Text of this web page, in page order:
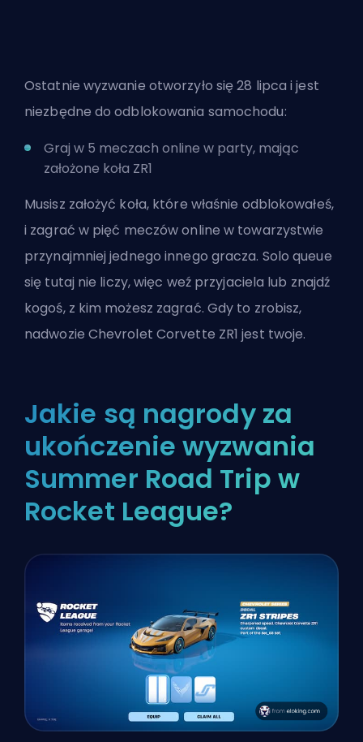
Ostatnie wyzwanie otworzyło się 28 lipca i jest
niezbędne do odblokowania samochodu:
Graj w 5 meczach online w party, mając
założone koła ZR1
Musisz założyć koła, które właśnie odblokowałeś,
i zagrać w pięć meczów online w towarzystwie
przynajmniej jednego innego gracza. Solo queue
się tutaj nie liczy, więc weź przyjaciela lub znajdź
kogoś, z kim możesz zagrać. Gdy to zrobisz,
nadwozie Chevrolet Corvette ZR1 jest twoje.
Jakie są nagrody za
ukończenie wyzwania
Summer Road Trip w
Rocket League?